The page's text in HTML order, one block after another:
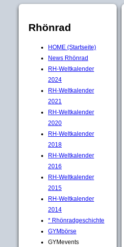
Rhönrad
HOME (Startseite)
News Rhönrad
RH-Weltkalender
2024
RH-Weltkalender
2021
RH-Weltkalender
2020
RH-Weltkalender
2018
RH-Weltkalender
2016
RH-Weltkalender
2015
RH-Weltkalender
2014
* Rhönradgeschichte
GYMbörse
GYMevents